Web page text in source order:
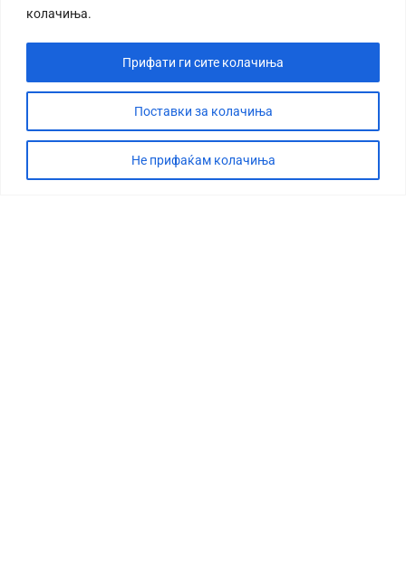
колачиња.
Поставки за колачиња
Не прифаќам колачиња
Прифати ги сите колачиња